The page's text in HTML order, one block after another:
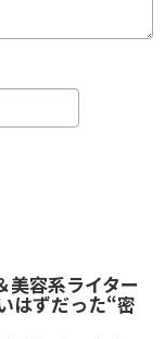
美容系ライター
はずだった“密